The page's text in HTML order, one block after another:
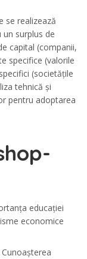
se realizează
surplus de
capital (companii,
specifice (valorile
(societățile
tehnică și
pentru adoptarea
educației
economice